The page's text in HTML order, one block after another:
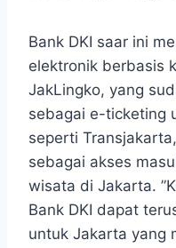
Bank DKI saar ini
elektronik berbasis
JakLingko, yang
sebagai e-ticketing
seperti
sebagai akses
wisata di Jakarta.
Bank DKI dapat
untuk Jakarta yang